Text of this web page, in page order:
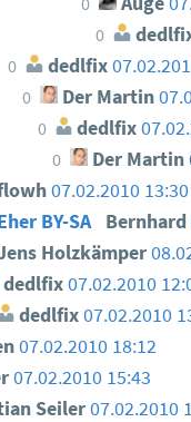
0
0 dedlfix
0 Der Martin
0 dedlfix
0 Der Martin
07.02.2010 13:30
BY-SA Bernhard
Holzkämper
dedlfix07.02.2010
dedlfix 07.02.2010
07.02.2010 18:12
07.02.2010 15:43
Seiler07.02.2010